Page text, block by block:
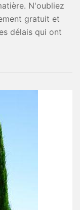
N'oubliez
gratuit et
délais qui ont